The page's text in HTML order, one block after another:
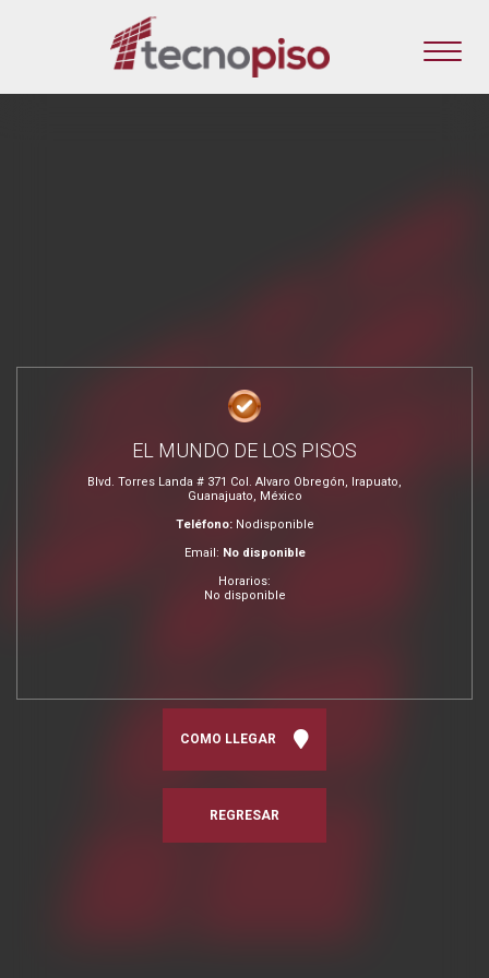
EL MUNDO DE LOS PISOS
Blvd. Torres Landa # 371 Col. Alvaro Obregón, Irapuato,
Guanajuato, México
Teléfono: Nodisponible
Email: No disponible
Horarios:
No disponible
COMO LLEGAR
REGRESAR